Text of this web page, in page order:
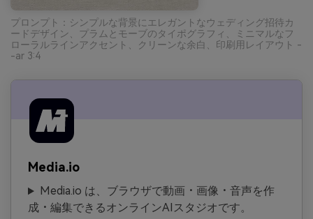
プロンプト：シンプルな背景にエレガントなウェディング招待カ
ードデザイン、プラムとモーブのタイポグラフィ、ミニマルなフ
ローラルラインアクセント、クリーンな余白、印刷用レイアウト -
-ar 3:4
Media.io
Media.io は、ブラウザで動画・画像・音声を作
成・編集できるオンラインAIスタジオです。